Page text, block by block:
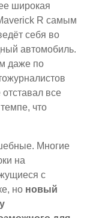
широкая
R самым
себя во
автомобиль.
даже по
все
что
Многие
на
с
но новый